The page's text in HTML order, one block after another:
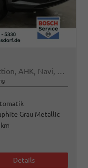
Selection 2.0 TDI DSG 4x4 Selection, AHK, Navi, LED, Kamera, Winter, el. Klappe, 4 J.-Garantie
Grau Metallic
Details